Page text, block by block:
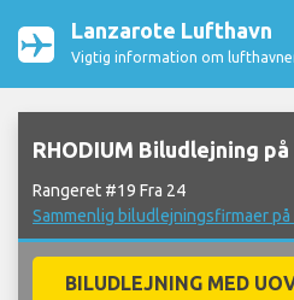
Lanzarote Lufthavn
Vigtig information om
RHODIUM Biludlejning
Rangeret #19 Fra 24
Sammenlig biludlejningsfirmaer
BILUDLEJNING MED